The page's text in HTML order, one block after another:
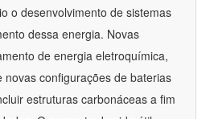
o desenvolvimento de sistemas
dessa energia. Novas
de energia eletroquímica,
configurações de baterias
estruturas carbonáceas a fim